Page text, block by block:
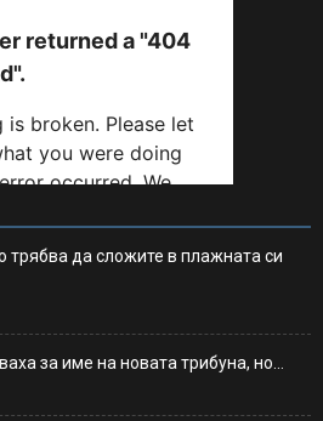
трябва да сложите в плажната си
за име на новата трибуна, но…